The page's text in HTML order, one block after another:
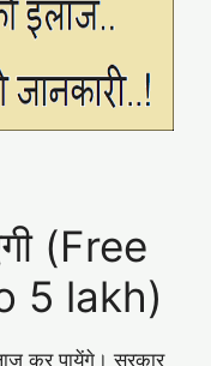
(Free
5 lakh)
कर पायेंगे। सरकार